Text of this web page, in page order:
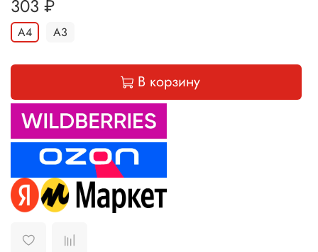
303 ₽
А4 А3
В корзину